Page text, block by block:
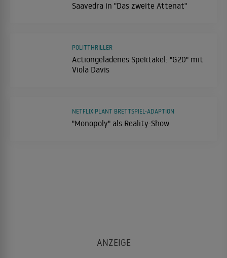
Saavedra in "Das zweite Attenat"
Actiongeladenes Spektakel: "G20" mit
Viola Davis
POLITTHRILLER
"Monopoly" als Reality-Show
NETFLIX PLANT BRETTSPIEL-ADAPTION